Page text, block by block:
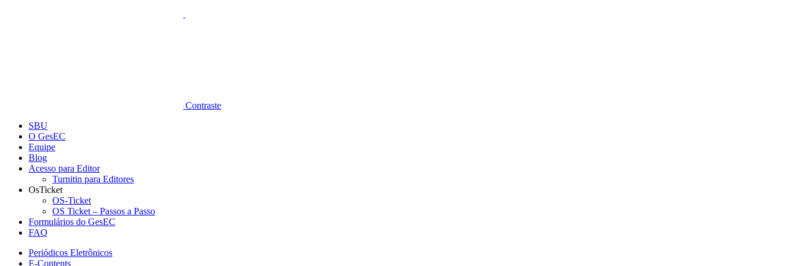
Contraste
SBU
O GesEC
Equipe
Blog
Acesso para Editor
Turnitin para Editores
OsTicket
OS-Ticket
OS Ticket – Passos a Passo
Formulários do GesEC
FAQ
Periódicos Eletrônicos
E-Contents